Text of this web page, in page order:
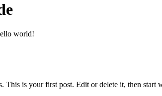
world!
This is your first post. Edit or delete it, then start